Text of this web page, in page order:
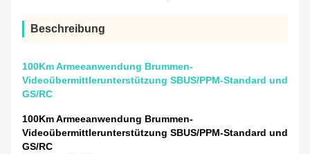
Beschreibung
100Km Armeeanwendung Brummen-
Videoübermittlerunterstützung SBUS/PPM-Standard und
GS/RC
100Km Armeeanwendung Brummen-
Videoübermittlerunterstützung SBUS/PPM-Standard und
GS/RC